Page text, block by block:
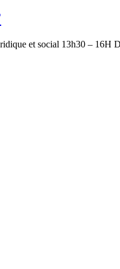
et social 13h30 – 16H